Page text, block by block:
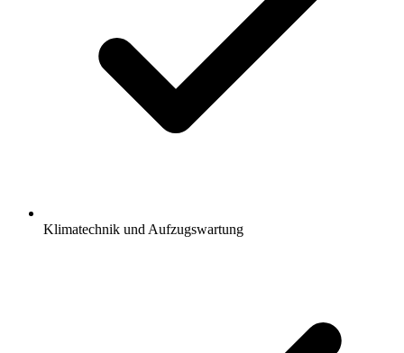
Klimatechnik und Aufzugswartung